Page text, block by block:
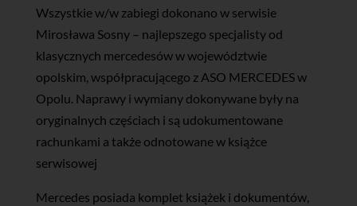
Wszystkie w/w zabiegi dokonano w serwisie
Mirosława Sosny – najlepszego specjalisty od
klasycznych mercedesów w województwie
opolskim, współpracującego z ASO MERCEDES w
Opolu. Naprawy i wymiany dokonywane były na
oryginalnych częściach i są udokumentowane
rachunkami a także odnotowane w książce
serwisowej
Mercedes posiada komplet książek i dokumentów,